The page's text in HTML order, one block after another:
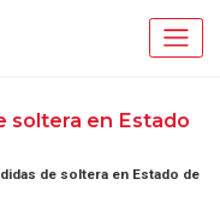
soltera en Estado
de soltera en Estado de